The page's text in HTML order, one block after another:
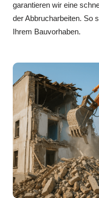
garantieren wir eine
der Abbrucharbeiten. So
Ihrem Bauvorhaben.